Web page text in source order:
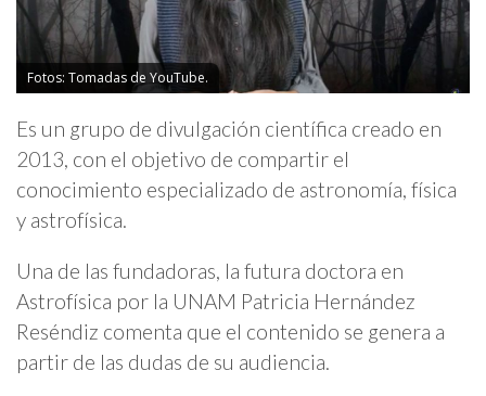
Fotos: Tomadas de YouTube.
Es un grupo de divulgación científica creado en
2013, con el objetivo de compartir el
conocimiento especializado de astronomía, física
y astrofísica.
Una de las fundadoras, la futura doctora en
Astrofísica por la UNAM Patricia Hernández
Reséndiz comenta que el contenido se genera a
partir de las dudas de su audiencia.